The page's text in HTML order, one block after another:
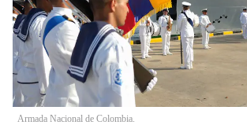
Armada Nacional de Colombia.